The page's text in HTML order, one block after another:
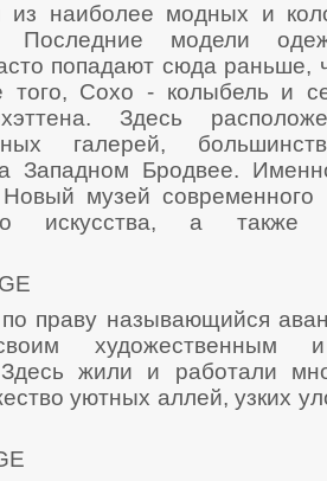
наиболее модных и
Последние модели
попадают сюда раньше,
того, Сохо - колыбель и
Здесь
галерей,
Западном Бродвее.
музей современного
искусства, а
праву называющийся
художественным
жили и работали
уютных аллей, узких